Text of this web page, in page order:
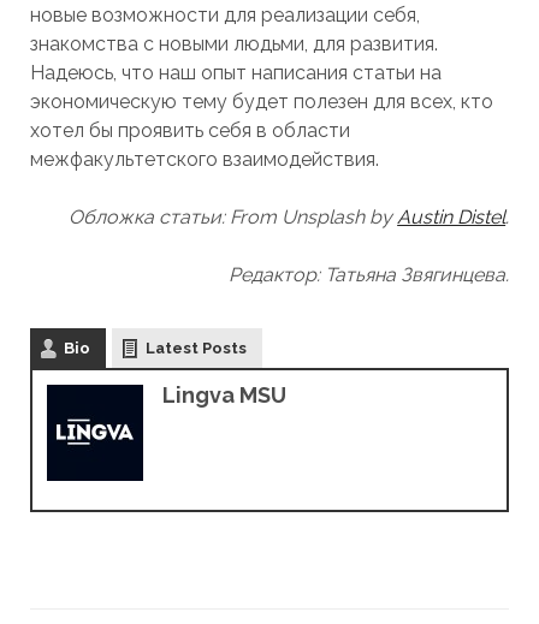
новые возможности для реализации себя,
знакомства с новыми людьми, для развития.
Надеюсь, что наш опыт написания статьи на
экономическую тему будет полезен для всех, кто
хотел бы проявить себя в области
межфакультетского взаимодействия.
Обложка статьи: From Unsplash byAustin Distel.
Редактор: Татьяна Звягинцева.
Bio Latest Posts
Lingva MSU